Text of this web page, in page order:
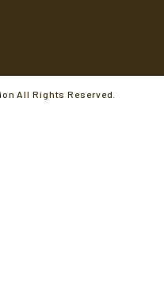
All Rights Reserved.